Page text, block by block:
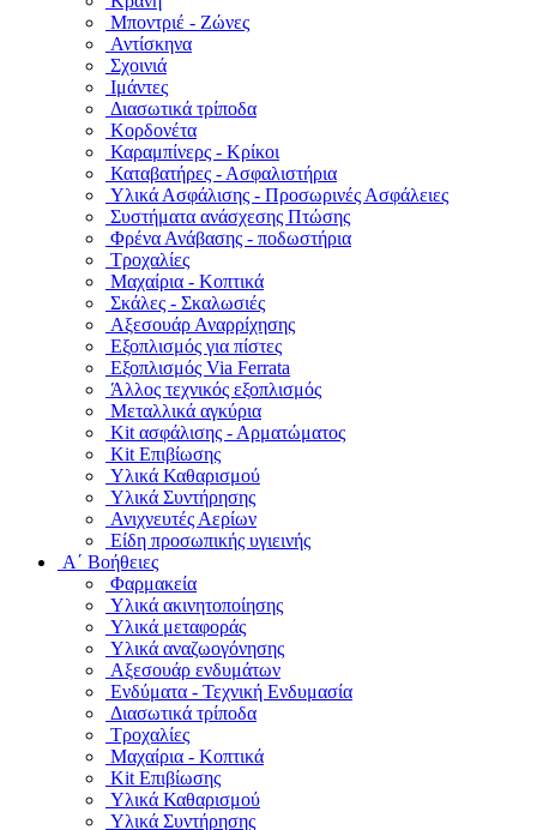
Μποντριέ - Ζώνες
Αντίσκηνα
Σχοινιά
Ιμάντες
Διασωτικά τρίποδα
Κορδονέτα
Καραμπίνερς - Κρίκοι
Καταβατήρες - Ασφαλιστήρια
Υλικά Ασφάλισης - Προσωρινές Ασφάλειες
Συστήματα ανάσχεσης Πτώσης
Φρένα Ανάβασης - ποδωστήρια
Τροχαλίες
Μαχαίρια - Κοπτικά
Σκάλες - Σκαλωσιές
Αξεσουάρ Αναρρίχησης
Εξοπλισμός για πίστες
Εξοπλισμός Via Ferrata
Άλλος τεχνικός εξοπλισμός
Μεταλλικά αγκύρια
Kit ασφάλισης - Αρματώματος
Kit Επιβίωσης
Υλικά Καθαρισμού
Υλικά Συντήρησης
Ανιχνευτές Αερίων
Είδη προσωπικής υγιεινής
Α΄ Βοήθειες
Φαρμακεία
Υλικά ακινητοποίησης
Υλικά μεταφοράς
Υλικά αναζωογόνησης
Αξεσουάρ ενδυμάτων
Ενδύματα - Τεχνική Ενδυμασία
Διασωτικά τρίποδα
Τροχαλίες
Μαχαίρια - Κοπτικά
Kit Επιβίωσης
Υλικά Καθαρισμού
Υλικά Συντήρησης